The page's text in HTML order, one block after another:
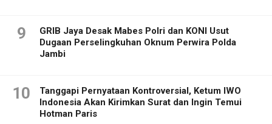
9
GRIB Jaya Desak Mabes Polri dan KONI Usut
Dugaan Perselingkuhan Oknum Perwira Polda
Jambi
10
Tanggapi Pernyataan Kontroversial, Ketum IWO
Indonesia Akan Kirimkan Surat dan Ingin Temui
Hotman Paris